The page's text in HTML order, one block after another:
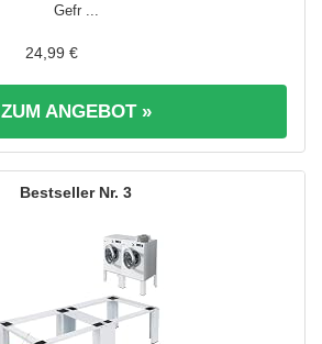
Gefr ...
24,99 €
ZUM ANGEBOT »
3